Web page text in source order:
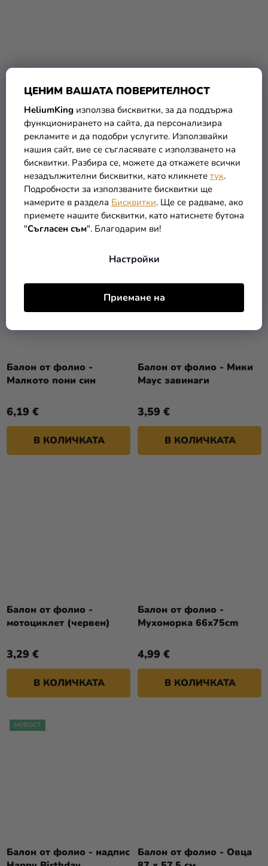
ЦЕНИМ ВАШАТА ПОВЕРИТЕЛНОСТ
HeliumKing използва бисквитки, за да поддържа
функционирането на сайта, да персонализира
рекламите и да подобри услугите. Използвайки
нашия сайт, вие се съгласявате с използването на
бисквитки. Разбира се, можете да откажете всички
незадължителни бисквитки, като кликнете тук.
Подробности за използваните бисквитки ще
намерите в раздела Бисквитки. Ще се радваме, ако
приемете нашите бисквитки, като натиснете бутона
"Съгласен съм". Благодарим ви!
Настройки
Приемане на
Балон от фолио - Куче с
пожарна кола
3,89 €
В КОЛИЧКАТА
Балон от фолио -
Майнкрафт 45 см
1,59 €
В КОЛИЧКАТА
Балон от фолио -
Малкото пони син
6,19 €
В КОЛИЧКАТА
Балон от фолио - Мики
Маус завинаги
3,59 €
В КОЛИЧКАТА
Балон от фолио -
мотоциклет (червен)
3,29 €
В КОЛИЧКАТА
Балон от фолио -
Мухоморка 66x75cm
4,99 €
В КОЛИЧКАТА
НОВОСТ
Балон от фолио - надпис
Балон от фолио - Овца